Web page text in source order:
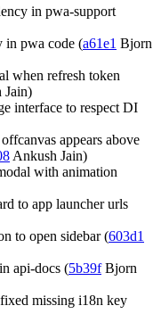
in pwa-support
in pwa code (a61e1 Bjorn
when refresh token
Jain)
interface to respect DI
appears above
Ankush Jain)
with animation
to app launcher urls
to open sidebar (603d1
api-docs (5b39fBjorn
missing i18n key